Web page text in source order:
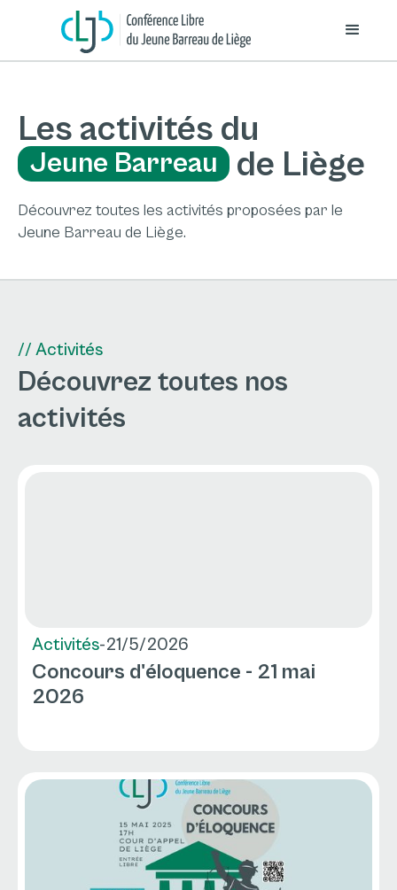
Les activités du
Jeune Barreau de Liège
Découvrez toutes les activités proposées par le
Jeune Barreau de Liège.
// Activités
Découvrez toutes nos
activités
Activités-21/5/2026
Concours d'éloquence - 21 mai
2026